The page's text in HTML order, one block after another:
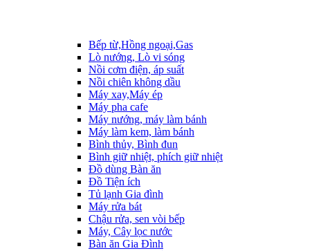
Bếp từ,Hồng ngoại,Gas
Lò nướng, Lò vi sóng
Nồi cơm điện, áp suất
Nồi chiên không dầu
Máy xay,Máy ép
Máy pha cafe
Máy nướng, máy làm bánh
Máy làm kem, làm bánh
Bình thủy, Bình đun
Bình giữ nhiệt, phích giữ nhiệt
Đồ dùng Bàn ăn
Đồ Tiện ích
Tủ lạnh Gia đình
Máy rửa bát
Chậu rửa, sen vòi bếp
Máy, Cây lọc nước
Bàn ăn Gia Đình